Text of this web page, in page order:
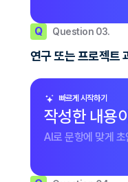
Q Question 03.
연구 또는 프로젝트
빠르게 시작하기
작성한 내용
AI로 문항에 맞게